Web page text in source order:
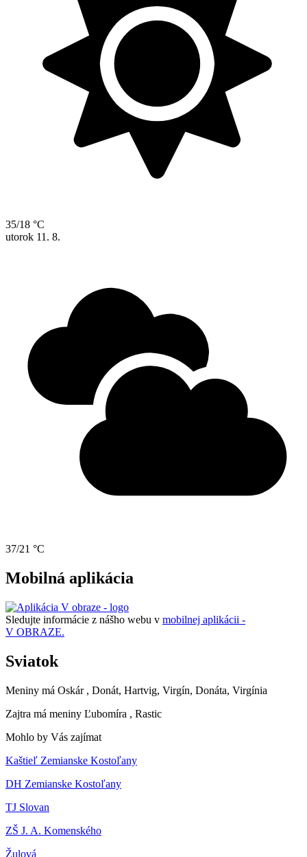
35/18 °C
utorok 11. 8.
37/21 °C
Mobilná aplikácia
Sledujte informácie z nášho webu v mobilnej aplikácii -
V OBRAZE.
Sviatok
Meniny má Oskár , Donát, Hartvig, Virgín, Donáta, Virgínia
Zajtra má meniny Ľubomíra , Rastic
Mohlo by Vás zajímat
Kaštieľ Zemianske Kostoľany
DH Zemianske Kostoľany
TJ Slovan
ZŠ J. A. Komenského
Žulová